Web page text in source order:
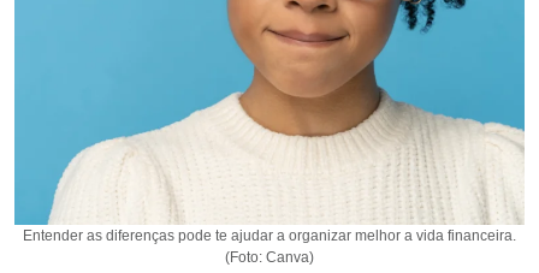
Entender as diferenças pode te ajudar a organizar melhor a vida financeira.
(Foto: Canva)